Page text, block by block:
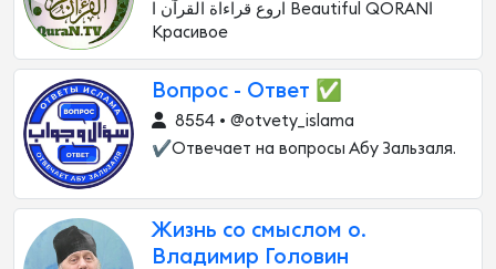
اروع قراءاة القرآن ا Beautiful QORANا
Красивое
Вопрос - Ответ ✅
8554 • @otvety_islama
✔️Отвечает на вопросы Абу Зальзаля.
Жизнь со смыслом о.
Владимир Головин